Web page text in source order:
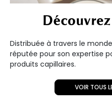
Distribuée à travers le
réputée pour son expertise
produits capillaires.
VOIR TOUS